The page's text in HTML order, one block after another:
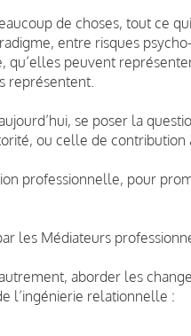
de choses, tout ce
entre risques
qu’elles peuvent
représentent.
se poser la
ou celle de
professionnelle, pour
les Médiateurs
aborder les
l’ingénierie relationnelle :